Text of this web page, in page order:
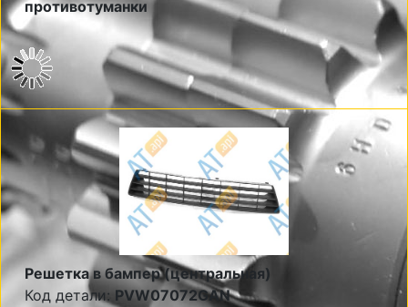
противотуманки
Решетка в бампер (центральная)
Код детали: PVW07072GAN